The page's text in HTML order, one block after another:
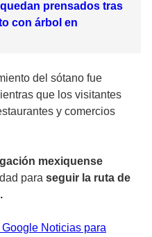
prensados tras
con árbol en
del sótano fue
que los visitantes
y comercios
mexiquense
para seguir la ruta de
Noticias para